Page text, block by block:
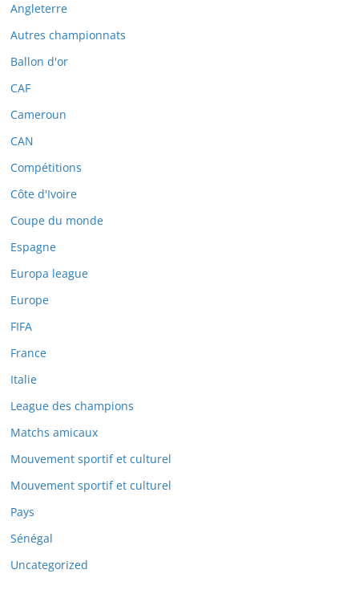
Angleterre
Autres championnats
Ballon d'or
CAF
Cameroun
CAN
Compétitions
Côte d'Ivoire
Coupe du monde
Espagne
Europa league
Europe
FIFA
France
Italie
League des champions
Matchs amicaux
Mouvement sportif et culturel
Mouvement sportif et culturel
Pays
Sénégal
Uncategorized